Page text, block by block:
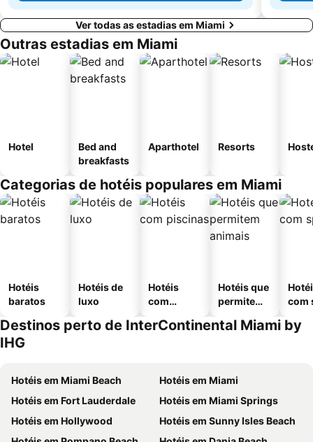
Ver todas as estadias em Miami
Outras estadias em Miami
Hotel
Bed and
breakfasts
Aparthotel Resorts
Categorias de hotéis populares em Miami
Hotéis
baratos
Hotéis de
luxo
Hotéis
com
Hotéis que
permitem
com
Destinos perto de InterContinental Miami by
IHG
Hotéis em Miami Beach
Hotéis em Miami
Hotéis em Fort Lauderdale
Hotéis em Miami Springs
Hotéis em Hollywood
Hotéis em Sunny Isles Beach